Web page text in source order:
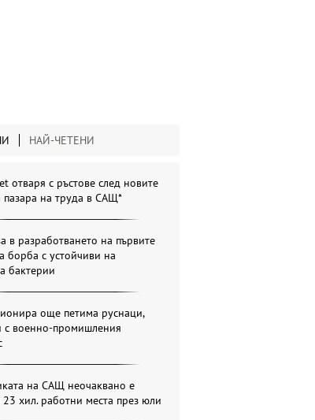
НАЙ-ЧЕТЕНИ
отваря с ръстове след новите
пазара на труда в САЩ*
в разработването на първите
борба с устойчиви на
бактерии
още петима руснаци,
с военно-промишления
на САЩ неочаквано е
23 хил. работни места през юли